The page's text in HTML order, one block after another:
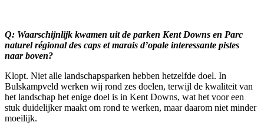
Q: Waarschijnlijk kwamen uit de parken Kent Downs en Parc
naturel régional des caps et marais d’opale interessante pistes
naar boven?
Klopt. Niet alle landschapsparken hebben hetzelfde doel. In
Bulskampveld werken wij rond zes doelen, terwijl de kwaliteit van
het landschap het enige doel is in Kent Downs, wat het voor een
stuk duidelijker maakt om rond te werken, maar daarom niet minder
moeilijk.